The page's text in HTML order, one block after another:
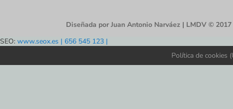
Diseñada por Juan Antonio Narváez | LMDV © 2017
SEO: www.seox.es | 656 545 123 |
Política de cookies